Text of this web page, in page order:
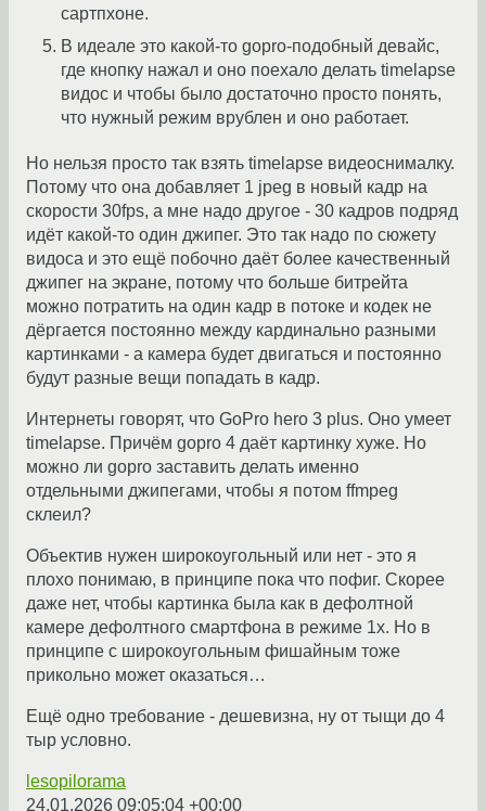
сартпхоне.
В идеале это какой-то gopro-подобный девайс,
где кнопку нажал и оно поехало делать timelapse
видос и чтобы было достаточно просто понять,
что нужный режим врублен и оно работает.
Но нельзя просто так взять timelapse видеоснималку.
Потому что она добавляет 1 jpeg в новый кадр на
скорости 30fps, а мне надо другое - 30 кадров подряд
идёт какой-то один джипег. Это так надо по сюжету
видоса и это ещё побочно даёт более качественный
джипег на экране, потому что больше битрейта
можно потратить на один кадр в потоке и кодек не
дёргается постоянно между кардинально разными
картинками - а камера будет двигаться и постоянно
будут разные вещи попадать в кадр.
Интернеты говорят, что GoPro hero 3 plus. Оно умеет
timelapse. Причём gopro 4 даёт картинку хуже. Но
можно ли gopro заставить делать именно
отдельными джипегами, чтобы я потом ffmpeg
склеил?
Объектив нужен широкоугольный или нет - это я
плохо понимаю, в принципе пока что пофиг. Скорее
даже нет, чтобы картинка была как в дефолтной
камере дефолтного смартфона в режиме 1x. Но в
принципе с широкоугольным фишайным тоже
прикольно может оказаться…
Ещё одно требование - дешевизна, ну от тыщи до 4
тыр условно.
lesopilorama
24.01.2026 09:05:04 +00:00